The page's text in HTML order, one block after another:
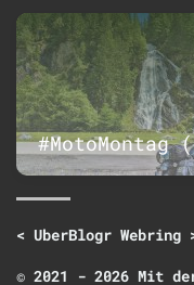
#MotoMontag
< UberBlogr Webring
© 2021 - 2026 Mit